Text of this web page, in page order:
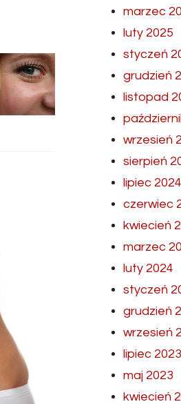
marzec
luty 2025
styczeń
grudzień
listopad
wrzesień
sierpień
lipiec 2024
czerwiec
kwiecień
marzec
luty 2024
styczeń
grudzień
wrzesień
lipiec 2023
maj 2023
kwiecień